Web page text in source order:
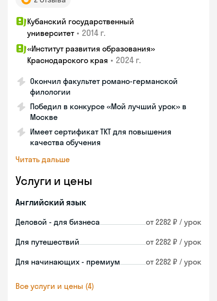
Кубанский государственный
университет • 2014 г.
«Институт развития образования»
Краснодарского края • 2024 г.
Окончил факультет романо-германской
филологии
Победил в конкурсе «Мой лучший урок» в
Москве
Имеет сертификат TKT для повышения
качества обучения
Читать дальше
Услуги и цены
Английский язык
Деловой - для бизнеса от 2282 ₽ / урок
Для путешествий от 2282 ₽ / урок
Для начинающих - премиум от 2282 ₽ / урок
Все услуги и цены (4)